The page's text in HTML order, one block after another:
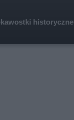
historyczne